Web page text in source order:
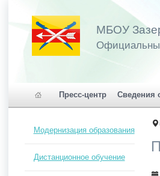
МБОУ
Пресс-центр Сведения
Модернизация образования
Дистанционное обучение